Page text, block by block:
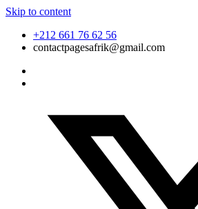
Skip to content
+212 661 76 62 56
contactpagesafrik@gmail.com